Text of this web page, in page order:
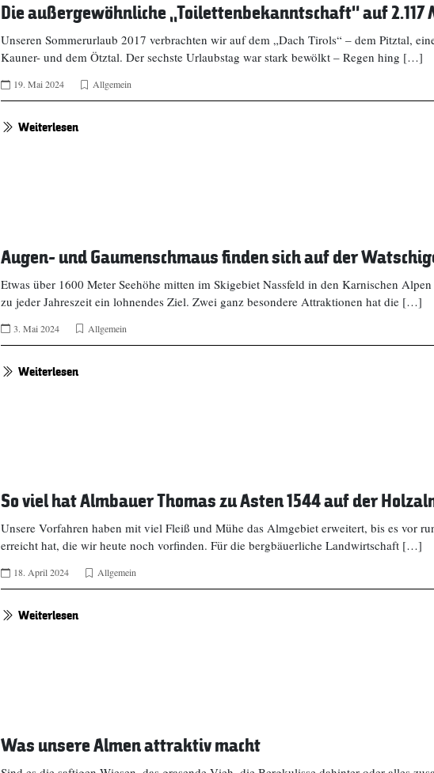
Die außergewöhnliche „Toilettenbekanntschaft“ auf 2.117
Unseren Sommerurlaub 2017 verbrachten wir auf dem „Dach Tirols“ – dem Pitztal,
Kauner- und dem Ötztal. Der sechste Urlaubstag war stark bewölkt – Regen hing […]
19. Mai 2024 Allgemein
Weiterlesen
Augen- und Gaumenschmaus finden sich auf der
Etwas über 1600 Meter Seehöhe mitten im Skigebiet Nassfeld in den Karnischen
zu jeder Jahreszeit ein lohnendes Ziel. Zwei ganz besondere Attraktionen hat die […]
3. Mai 2024 Allgemein
Weiterlesen
So viel hat Almbauer Thomas zu Asten 1544 auf der
Unsere Vorfahren haben mit viel Fleiß und Mühe das Almgebiet erweitert, bis es vor
erreicht hat, die wir heute noch vorfinden. Für die bergbäuerliche Landwirtschaft […]
18. April 2024 Allgemein
Weiterlesen
Was unsere Almen attraktiv macht